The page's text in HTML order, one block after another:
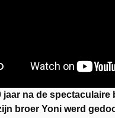
jaar na de
broer Yoni werd